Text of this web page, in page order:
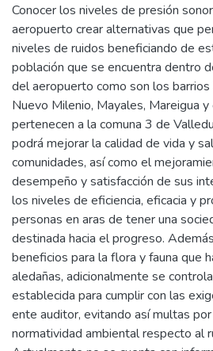
Conocer los niveles de presión
aeropuerto crear alternativas que
niveles de ruidos beneficiando de
población que se encuentra dentro
del aeropuerto como son los
Nuevo Milenio, Mayales, Mareigua
pertenecen a la comuna 3 de
podrá mejorar la calidad de vida y
comunidades, así como el
desempeño y satisfacción de sus
los niveles de eficiencia, eficacia y
personas en aras de tener una
destinada hacia el progreso.
beneficios para la flora y fauna que
aledañas, adicionalmente se
establecida para cumplir con las
ente auditor, evitando así multas
normatividad ambiental respecto al